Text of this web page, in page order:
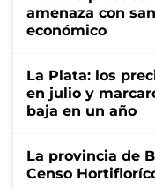
amenaza con
económico
La Plata: los
en julio y
baja en un año
La provincia de
Censo